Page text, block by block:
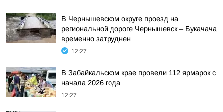
В Чернышевском округе проезд на
региональной дороге Чернышевск – Букачача
временно затруднен
12:27
В Забайкальском крае провели 112 ярмарок с
начала 2026 года
12:27